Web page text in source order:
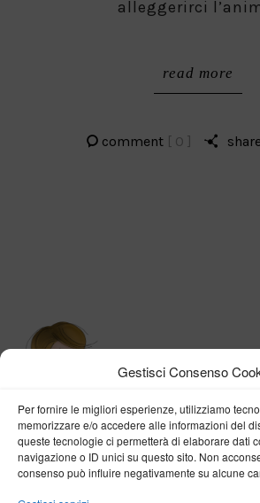
Gestisci Consenso
Per fornire le migliori esperienze, utilizziamo
memorizzare e/o accedere alle informazioni del
queste tecnologie ci permetterà di elaborare dati
navigazione o ID unici su questo sito. Non
consenso può influire negativamente su alcune
alleggerirci
read more
comment [ 0 ]
BY VERONICA